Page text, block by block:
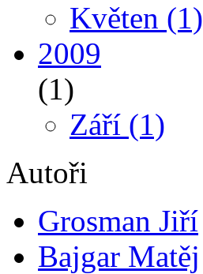
Květen (1)
2009
(1)
Září (1)
Autoři
Grosman Jiří
Bajgar Matěj